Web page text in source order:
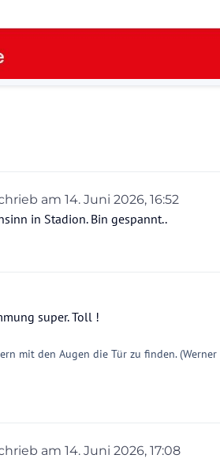
am 14. Juni 2026, 16:52
editiert von
in Stadion. Bin gespannt..
super. Toll !
mit den Augen die Tür zu finden.
am 14. Juni 2026, 17:08
editiert von Ahotep2